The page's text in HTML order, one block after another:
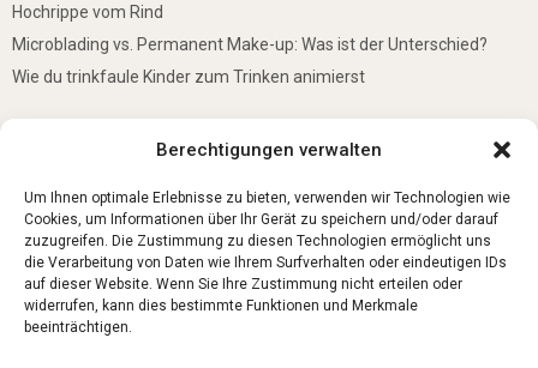
Berechtigungen verwalten
Um Ihnen optimale Erlebnisse zu bieten, verwenden wir Technologien wie
Cookies, um Informationen über Ihr Gerät zu speichern und/oder darauf
zuzugreifen. Die Zustimmung zu diesen Technologien ermöglicht uns
die Verarbeitung von Daten wie Ihrem Surfverhalten oder eindeutigen IDs
auf dieser Website. Wenn Sie Ihre Zustimmung nicht erteilen oder
widerrufen, kann dies bestimmte Funktionen und Merkmale
beeinträchtigen.
Hochrippe vom Rind
Microblading vs. Permanent Make-up: Was ist der Unterschied?
Wie du trinkfaule Kinder zum Trinken animierst
5 Gründe, warum jedes Baby einen Mini-Schwimmring haben sollte
Ist Lockpicking in Deutschland verboten?